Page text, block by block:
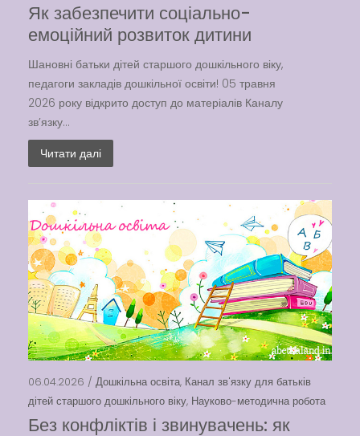
Читати далі
Як забезпечити соціально-
емоційний розвиток дитини
Шановні батьки дітей старшого дошкільного віку,
педагоги закладів дошкільної освіти! 05 травня
2026 року відкрито доступ до матеріалів Каналу
зв’язку...
Читати далі
06.04.2026 / Дошкільна освіта, Канал зв'язку для батьків
дітей старшого дошкільного віку, Науково-методична робота
Без конфліктів і звинувачень: як